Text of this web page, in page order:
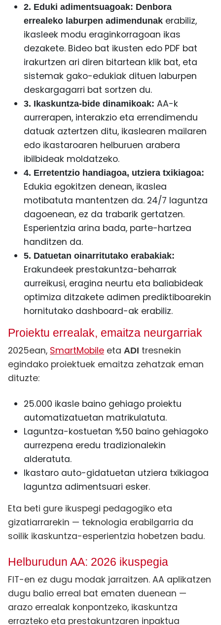
2. Eduki adimentsuagoak: Denbora
errealeko laburpen adimendunak erabiliz,
ikasleek modu eraginkorragoan ikas
dezakete. Bideo bat ikusten edo PDF bat
irakurtzen ari diren bitartean klik bat, eta
sistemak gako-edukiak dituen laburpen
deskargagarri bat sortzen du.
3. Ikaskuntza-bide dinamikoak: AA-k
aurrerapen, interakzio eta errendimendu
datuak aztertzen ditu, ikaslearen mailaren
edo ikastaroaren helburuen arabera
ibilbideak moldatzeko.
4. Erretentzio handiagoa, utziera txikiagoa:
Edukia egokitzen denean, ikaslea
motibatuta mantentzen da. 24/7 laguntza
dagoenean, ez da trabarik gertatzen.
Esperientzia arina bada, parte-hartzea
handitzen da.
5. Datuetan oinarritutako erabakiak:
Erakundeek prestakuntza-beharrak
aurreikusi, eragina neurtu eta baliabideak
optimiza ditzakete adimen prediktiboarekin
hornitutako dashboard-ak erabiliz.
Proiektu errealak, emaitza neurgarriak
2025ean, SmartMobile eta ADI tresnekin
egindako proiektuek emaitza zehatzak eman
dituzte:
25.000 ikasle baino gehiago proiektu
automatizatuetan matrikulatuta.
Laguntza-kostuetan %50 baino gehiagoko
aurrezpena eredu tradizionalekin
alderatuta.
Ikastaro auto-gidatuetan utziera txikiagoa
laguntza adimentsuari esker.
Eta beti gure ikuspegi pedagogiko eta
gizatiarrarekin — teknologia erabilgarria da
soilik ikaskuntza-esperientzia hobetzen badu.
Helburudun AA: 2026 ikuspegia
FIT-en ez dugu modak jarraitzen. AA aplikatzen
dugu balio erreal bat ematen duenean —
arazo errealak konpontzeko, ikaskuntza
errazteko eta prestakuntzaren inpaktua